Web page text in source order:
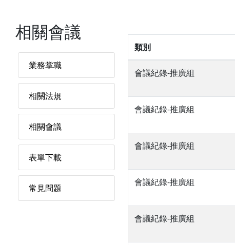
相關會議
業務掌職
相關法規
相關會議
表單下載
常見問題
類別
會議紀錄-推廣組
會議紀錄-推廣組
會議紀錄-推廣組
會議紀錄-推廣組
會議紀錄-推廣組